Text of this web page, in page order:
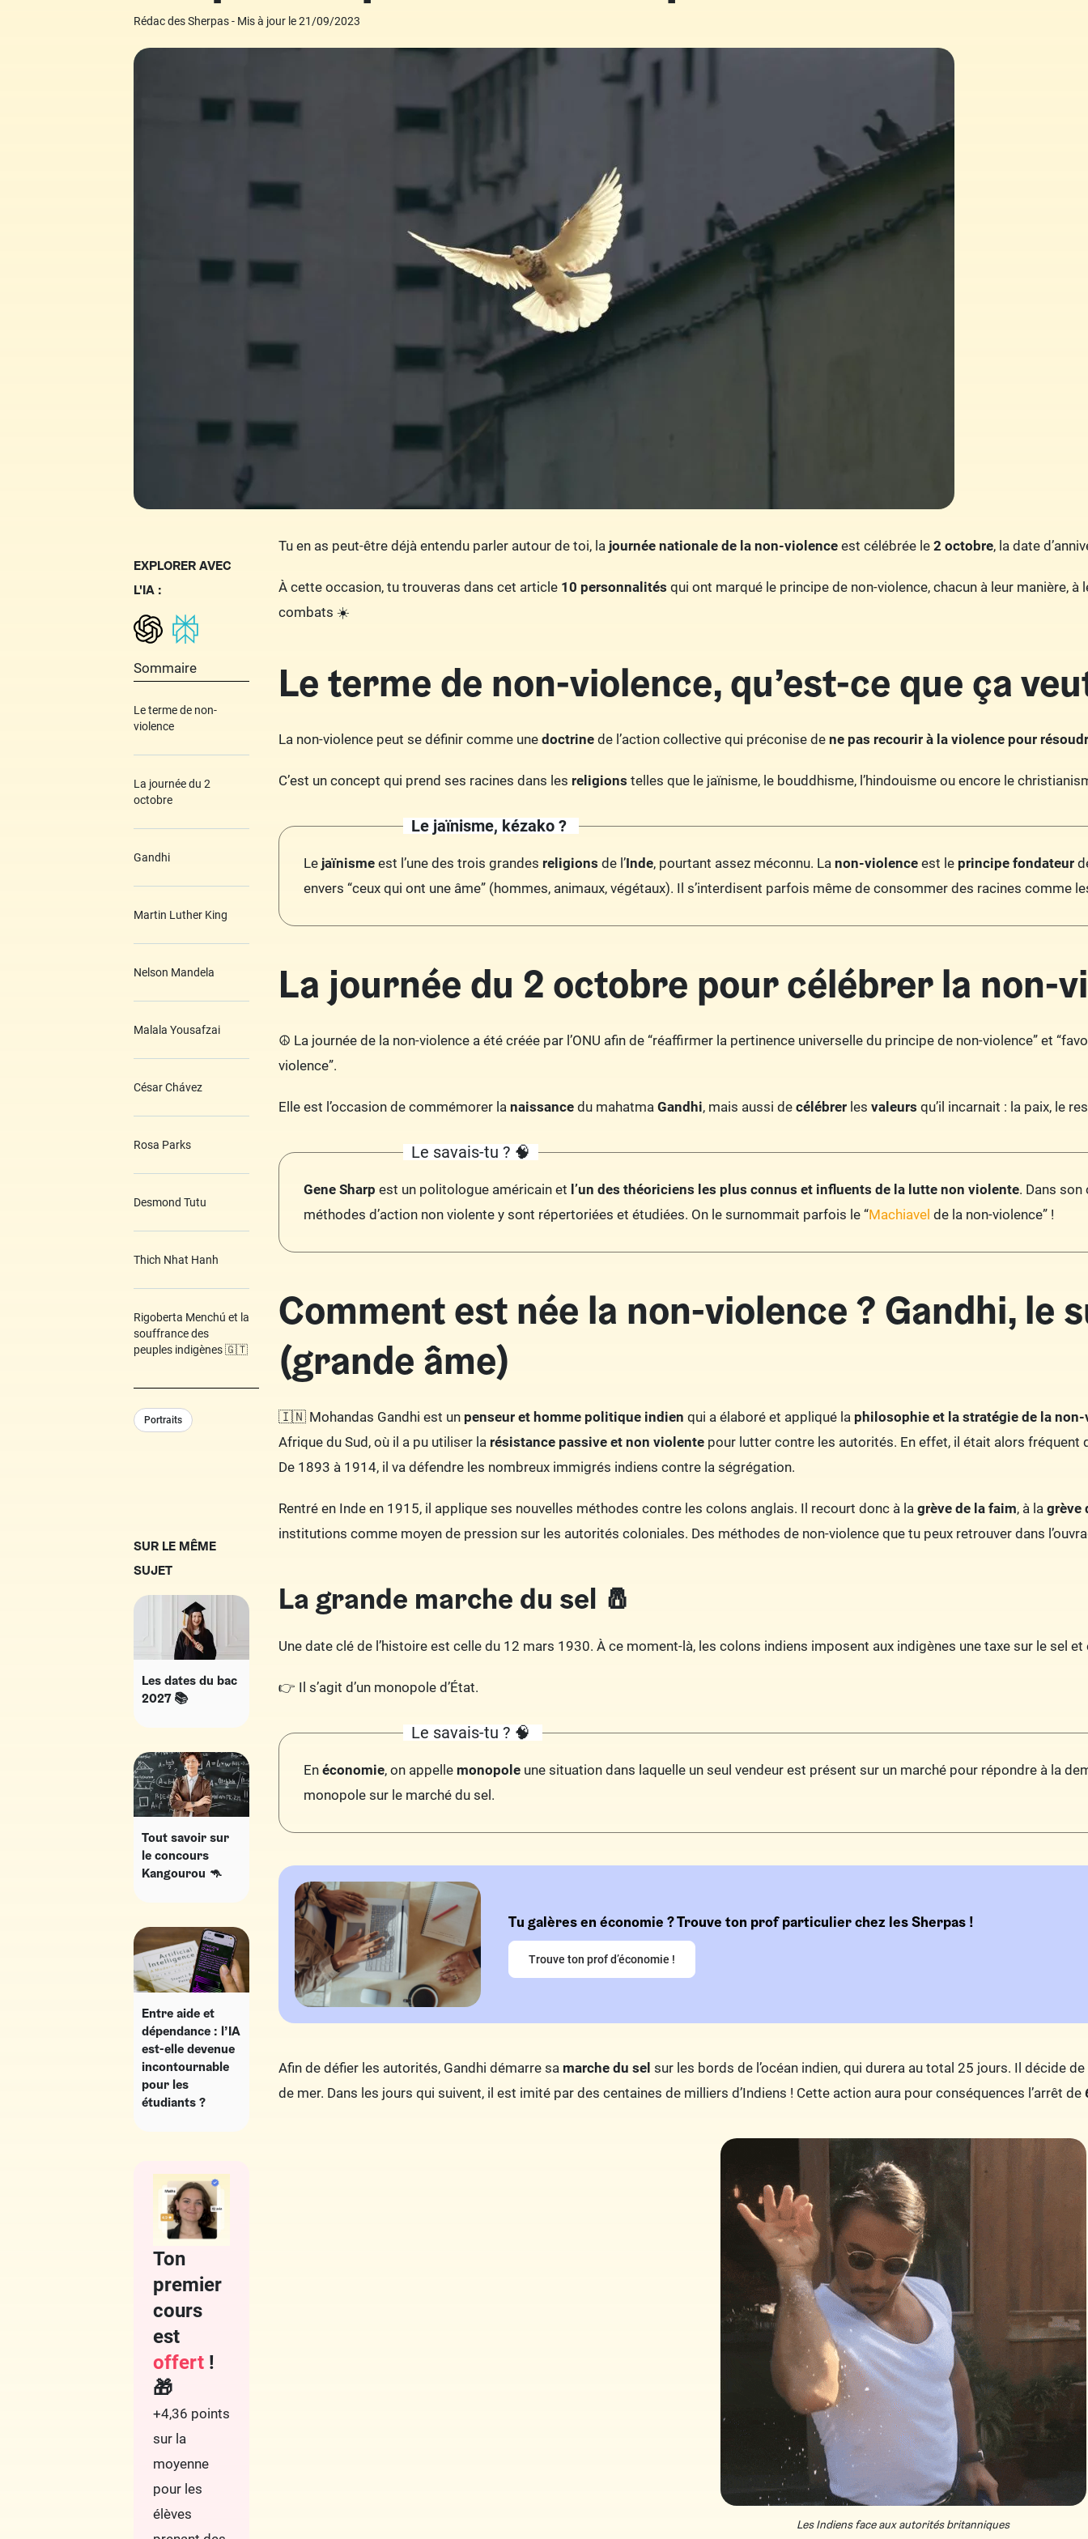
Études à l'étranger
Financement des études
Modèles de lettres de motivation
Nos ebooks étudiants
Rédac des Sherpas - Mis à jour le 21/09/2023
Tu en as peut-être déjà entendu parler autour de toi, la journée nationale de la non-violence est célébrée le 2 octobre, la date
À cette occasion, tu trouveras dans cet article 10 personnalités qui ont marqué le principe de non-violence, chacun à leur manière,
combats ☀️
Le terme de non-violence, qu’est-ce que ça
La non-violence peut se définir comme une doctrine de l’action collective qui préconise de ne pas recourir à la violence pour
C’est un concept qui prend ses racines dans les religions telles que le jaïnisme, le bouddhisme, l’hindouisme ou encore le
Le jaïnisme, kézako ?
Le jaïnisme est l’une des trois grandes religions de l’Inde, pourtant assez méconnu. La non-violence est le principe fondateur
envers “ceux qui ont une âme” (hommes, animaux, végétaux). Il s’interdisent parfois même de consommer des racines comme
La journée du 2 octobre pour célébrer la non-
☮️ La journée de la non-violence a été créée par l’ONU afin de “réaffirmer la pertinence universelle du principe de non-violence” et
violence”.
Elle est l’occasion de commémorer la naissance du mahatma Gandhi, mais aussi de célébrer les valeurs qu’il incarnait : la paix, le
Le savais-tu ? 🧠
Gene Sharp est un politologue américain et l’un des théoriciens les plus connus et influents de la lutte non violente. Dans
méthodes d’action non violente y sont répertoriées et étudiées. On le surnommait parfois le “Machiavel de la non-violence” !
Comment est née la non-violence ? Gandhi, le
(grande âme)
🇮🇳 Mohandas Gandhi est un penseur et homme politique indien qui a élaboré et appliqué la philosophie et la stratégie de la
Afrique du Sud, où il a pu utiliser la résistance passive et non violente pour lutter contre les autorités. En effet, il était alors fréquent
De 1893 à 1914, il va défendre les nombreux immigrés indiens contre la ségrégation.
Rentré en Inde en 1915, il applique ses nouvelles méthodes contre les colons anglais. Il recourt donc à la grève de la faim, à la grève
institutions comme moyen de pression sur les autorités coloniales. Des méthodes de non-violence que tu peux retrouver dans
La grande marche du sel 🧂
Une date clé de l’histoire est celle du 12 mars 1930. À ce moment-là, les colons indiens imposent aux indigènes une taxe sur le sel
👉 Il s’agit d’un monopole d’État.
Le savais-tu ? 🧠
En économie, on appelle monopole une situation dans laquelle un seul vendeur est présent sur un marché pour répondre à la
monopole sur le marché du sel.
Tu galères en économie ? Trouve ton prof particulier chez les Sherpas !
Trouve ton prof d’économie !
Afin de défier les autorités, Gandhi démarre sa marche du sel sur les bords de l’océan indien, qui durera au total 25 jours. Il décide
de mer. Dans les jours qui suivent, il est imité par des centaines de milliers d’Indiens ! Cette action aura pour conséquences l’arrêt de
Les Indiens face aux autorités britanniques
EXPLORER AVEC
L'IA :
Sommaire
Le terme de non-
violence
La journée du 2
octobre
Gandhi
Martin Luther King
Nelson Mandela
Malala Yousafzai
César Chávez
Rosa Parks
Desmond Tutu
Thich Nhat Hanh
Rigoberta Menchú et la
souffrance des
peuples indigènes 🇬🇹
Portraits
SUR LE MÊME
SUJET
Les dates du bac
2027 📚​
Tout savoir sur
le concours
Kangourou 🦘​
Entre aide et
dépendance : l’IA
est-elle devenue
incontournable
pour les
étudiants ?
Ton
premier
cours
est
offert !
🎁
+4,36 points
sur la
moyenne
pour les
élèves